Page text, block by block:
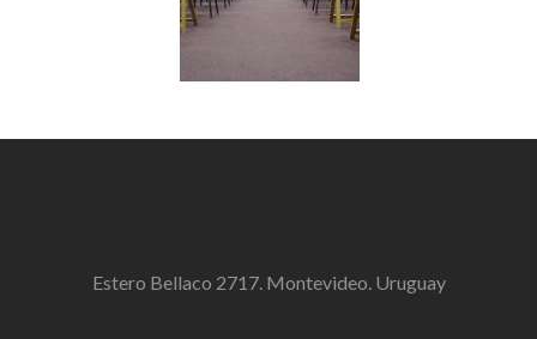
Estero Bellaco 2717. Montevideo. Uruguay